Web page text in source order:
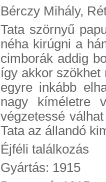
Bérczy Mihály,
Tata szörnyű
néha kirúgni a
cimborák addig
így akkor szökhet
egyre inkább
nagy kíméletre
végzetessé
Tata az állandó
Éjféli találkozás
Gyártás: 1915